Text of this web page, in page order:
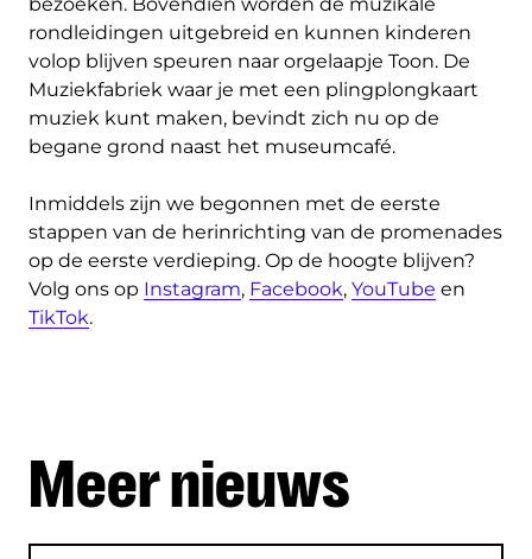
rondleidingen uitgebreid en kunnen kinderen
volop blijven speuren naar orgelaapje Toon. De
Muziekfabriek waar je met een plingplongkaart
muziek kunt maken, bevindt zich nu op de
begane grond naast het museumcafé.
Inmiddels zijn we begonnen met de eerste
stappen van de herinrichting van de promenades
op de eerste verdieping. Op de hoogte blijven?
Volg ons op Instagram, Facebook, YouTube en
TikTok.
Meer nieuws
Uitgelichte artikelen